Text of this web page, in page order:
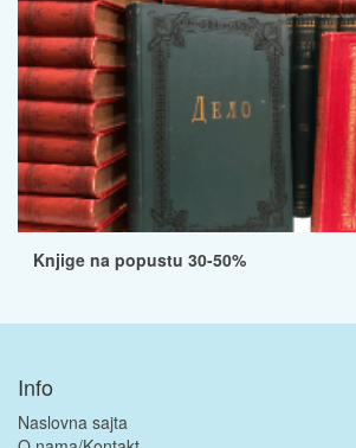
Knjige na popustu 30-50%
Info
Naslovna sajta